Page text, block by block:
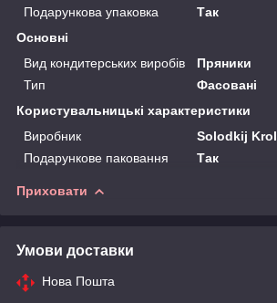
Подарункова упаковка
Так
Основні
Вид кондитерських виробів
Пряники
Тип
Фасовані
Користувальницькі характеристики
Виробник
Solodkij Krol
Подарункове паковання
Так
Приховати
Умови доставки
Нова Пошта